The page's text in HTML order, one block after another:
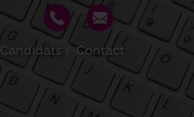
Candidats Contact